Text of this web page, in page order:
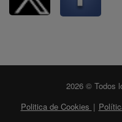
2026 © Todos
Politica de Cookies |